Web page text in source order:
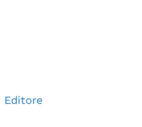
Editore